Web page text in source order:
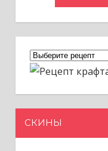
СКИНЫ